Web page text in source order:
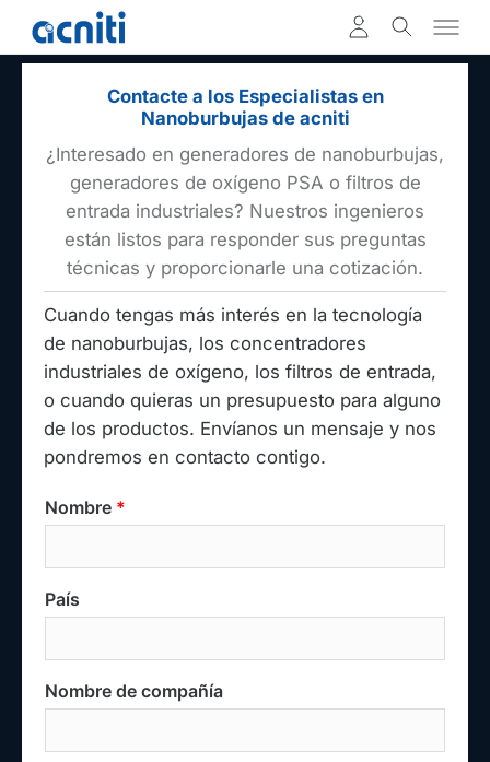
Contacte a los Especialistas en
Nanoburbujas de acniti
¿Interesado en generadores de nanoburbujas,
generadores de oxígeno PSA o filtros de
entrada industriales? Nuestros ingenieros
están listos para responder sus preguntas
técnicas y proporcionarle una cotización.
Cuando tengas más interés en la tecnología
de nanoburbujas, los concentradores
industriales de oxígeno, los filtros de entrada,
o cuando quieras un presupuesto para alguno
de los productos. Envíanos un mensaje y nos
pondremos en contacto contigo.
Nombre
País
Nombre de compañía